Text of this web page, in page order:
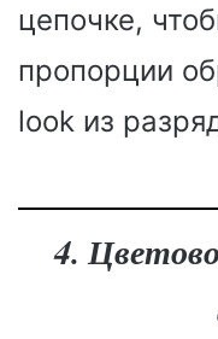
цепочке,
пропорции
look из
4.